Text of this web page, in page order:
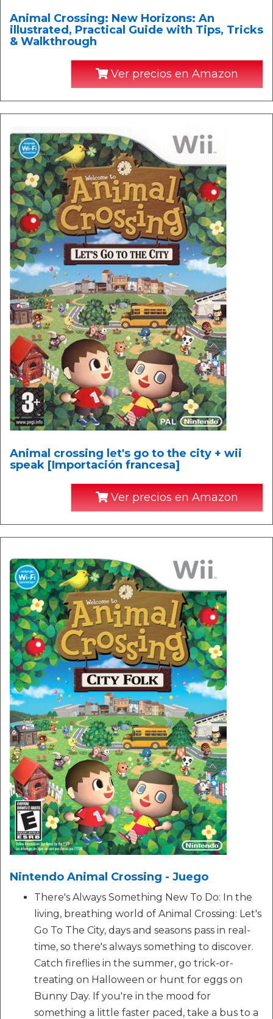
Animal Crossing: New Horizons: An
illustrated, Practical Guide with Tips, Tricks
& Walkthrough
Ver precios en Amazon
Animal crossing let's go to the city + wii
speak [Importación francesa]
Ver precios en Amazon
Nintendo Animal Crossing - Juego
There's Always Something New To Do: In the
living, breathing world of Animal Crossing: Let's
Go To The City, days and seasons pass in real-
time, so there's always something to discover.
Catch fireflies in the summer, go trick-or-
treating on Halloween or hunt for eggs on
Bunny Day. If you're in the mood for
something a little faster paced, take a bus to a